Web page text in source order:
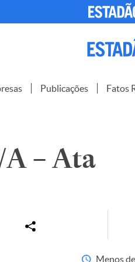
Publicações Fatos
– Ata
Menos